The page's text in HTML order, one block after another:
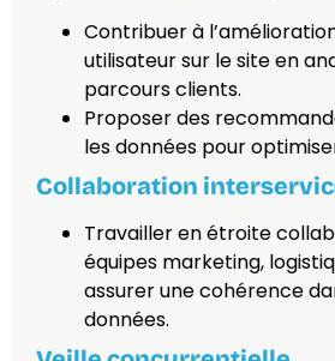
Contribuer à
utilisateur sur le site en
parcours clients.
Proposer des
les données pour
Collaboration
Travailler en étroite
équipes marketing,
assurer une cohérence
données.